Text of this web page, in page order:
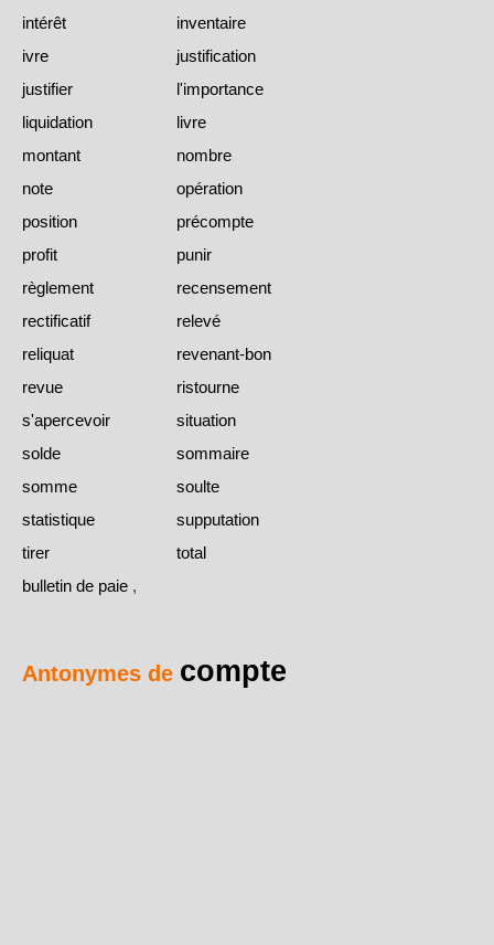
intérêt
inventaire
ivre
justification
justifier
l'importance
liquidation
livre
montant
nombre
note
opération
position
précompte
profit
punir
règlement
recensement
rectificatif
relevé
reliquat
revenant-bon
revue
ristourne
s'apercevoir
situation
solde
sommaire
somme
soulte
statistique
supputation
tirer
total
bulletin de paie ,
Antonymes de compte